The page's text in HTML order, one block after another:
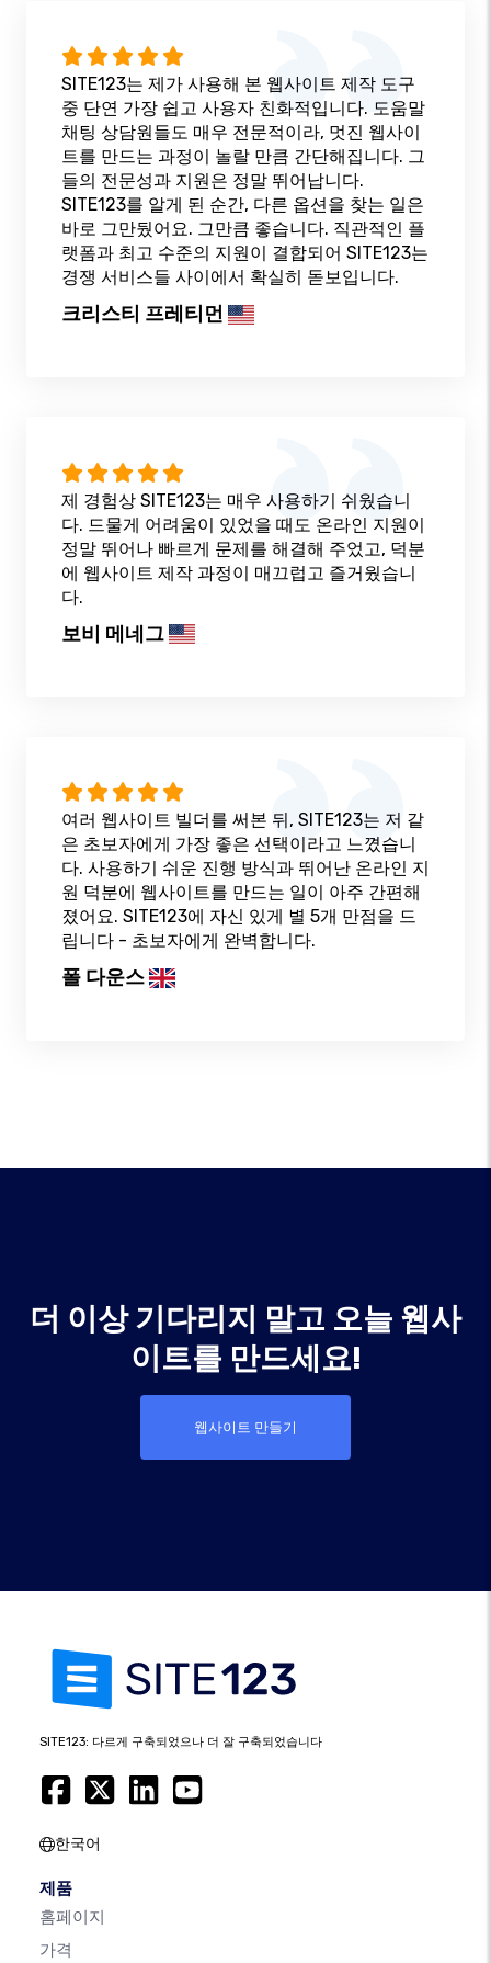
SITE123는 제가 사용해 본 웹사이트 제작 도구
중 단연 가장 쉽고 사용자 친화적입니다. 도움말
채팅 상담원들도 매우 전문적이라, 멋진 웹사이
트를 만드는 과정이 놀랄 만큼 간단해집니다. 그
들의 전문성과 지원은 정말 뛰어납니다.
SITE123를 알게 된 순간, 다른 옵션을 찾는 일은
바로 그만뒀어요. 그만큼 좋습니다. 직관적인 플
랫폼과 최고 수준의 지원이 결합되어 SITE123는
경쟁 서비스들 사이에서 확실히 돋보입니다.
크리스티 프레티먼
제 경험상 SITE123는 매우 사용하기 쉬웠습니
다. 드물게 어려움이 있었을 때도 온라인 지원이
정말 뛰어나 빠르게 문제를 해결해 주었고, 덕분
에 웹사이트 제작 과정이 매끄럽고 즐거웠습니
다.
보비 메네그
여러 웹사이트 빌더를 써본 뒤, SITE123는 저 같
은 초보자에게 가장 좋은 선택이라고 느꼈습니
다. 사용하기 쉬운 진행 방식과 뛰어난 온라인 지
원 덕분에 웹사이트를 만드는 일이 아주 간편해
졌어요. SITE123에 자신 있게 별 5개 만점을 드
립니다 - 초보자에게 완벽합니다.
폴 다운스
더 이상 기다리지 말고 오늘 웹사
이트를 만드세요!
웹사이트 만들기
SITE123: 다르게 구축되었으나 더 잘 구축되었습니다
한국어
제품
홈페이지
가격